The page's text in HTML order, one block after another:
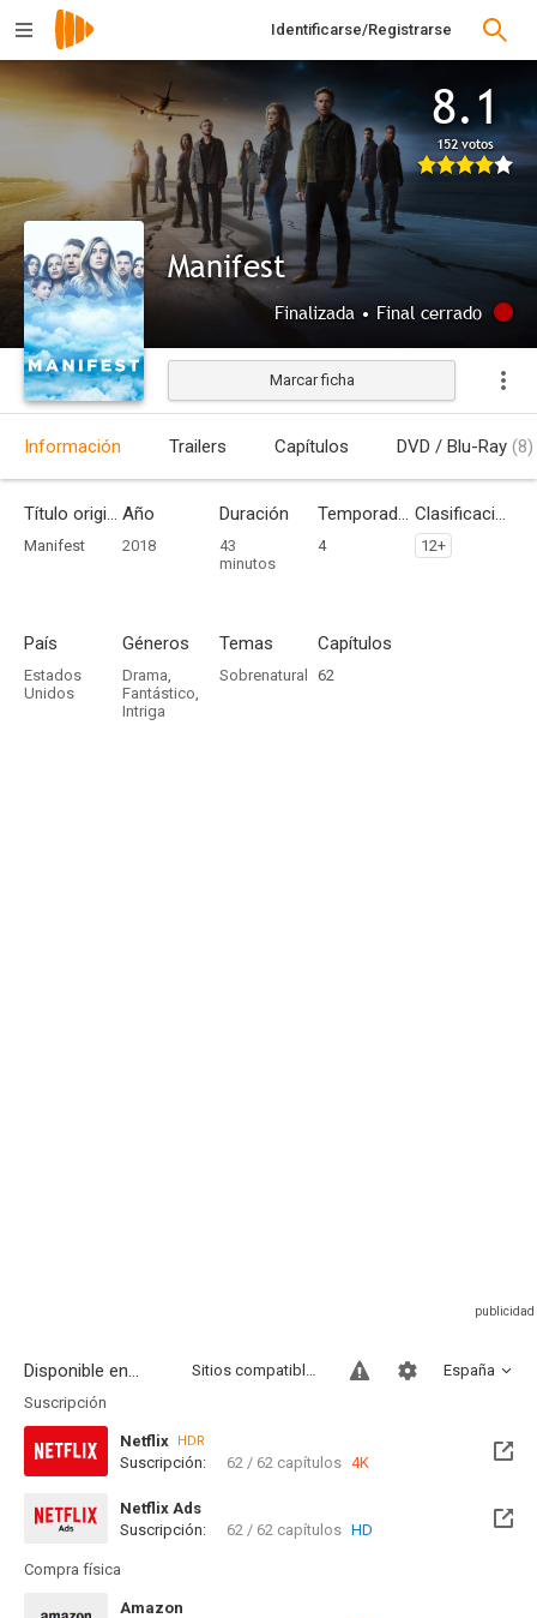
Identificarse/Registrarse
8.1
152 votos
Manifest
Finalizada • Final cerrado
Marcar ficha
Información Trailers Capítulos DVD / Blu-Ray (8)
Título original
Manifest
Año
2018
Duración
43
minutos
Temporadas
4
Clasificación por edades
12+
País
Estados
Unidos
Géneros
Drama,
Fantástico,
Intriga
Temas
Sobrenatural
Capítulos
62
Disponible en... España
Sitios compatibles
Suscripción
Netflix HDR
Suscripción: 62 / 62 capítulos 4K
Netflix Ads
Suscripción:
62 / 62 capítulos HD
Compra física
Amazon